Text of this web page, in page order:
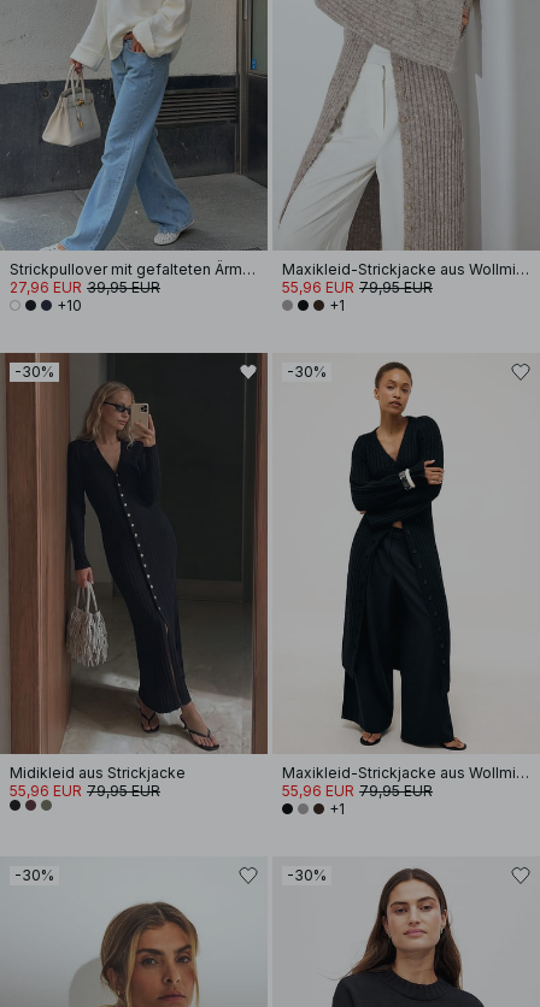
Strickpullover mit gefalteten Ärmeln
27,96 EUR 39,95 EUR
+10
Maxikleid-Strickjacke aus Wollmischung
55,96 EUR 79,95 EUR
+1
-30%
Midikleid aus Strickjacke
55,96 EUR 79,95 EUR
-30%
Maxikleid-Strickjacke aus Wollmischung
55,96 EUR 79,95 EUR
+1
-30% -30%